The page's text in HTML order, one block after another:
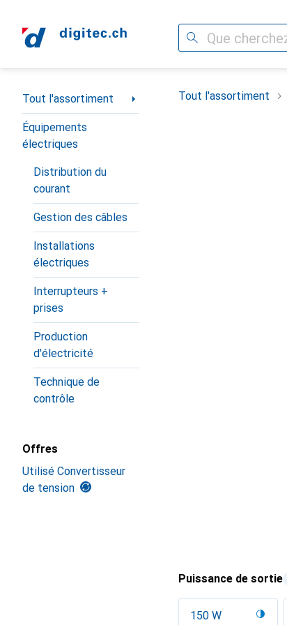
Recherche
Navigation par catégorie
Tout l'assortiment
Équipements
électriques
Distribution du
courant
Gestion des câbles
Installations
électriques
Interrupteurs +
prises
Production
d'électricité
Technique de
contrôle
Offres
Utilisé Convertisseur
de tension
Tout l'assortiment
Puissance de sortie
150 W